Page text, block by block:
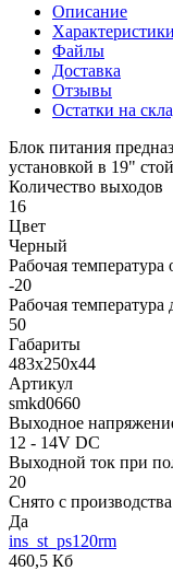
Описание
Характеристики
Файлы
Доставка
Отзывы
Остатки на
Блок питания
установкой в 19"
Количество выходов
16
Цвет
Черный
Рабочая температура
-20
Рабочая температура
50
Габариты
483х250х44
Артикул
smkd0660
Выходное
12 - 14V DC
Выходной ток при
20
Снято с производства
Да
ins_st_ps120rm
460,5 Кб